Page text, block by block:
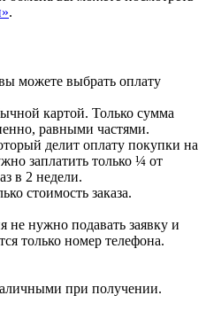
.
можете выбрать оплату
картой. Только сумма
равными частями.
делит оплату покупки на
заплатить только ¼ от
в 2 недели.
стоимость заказа.
не нужно подавать заявку и
только номер телефона.
при получении.